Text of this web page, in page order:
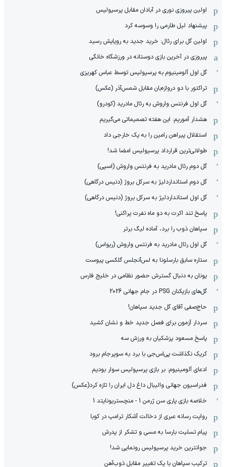
اولین پیروزی نوری در آبادان مقابل پرسپولیس
پیشنهاد لیل طارمی را وسوسه کرد
اولین گل برای رئال: خرید جدید به رویایش رسید
پیروزی در آخرین بازی دوستانه در ورزشگاه خانگی
گل اول آلومینیوم به پرسپولیس توسط عباس کهریزی
تراکتور با دو دروازه‌بان مقابل شمس‌آذر (عکس)
گل اول فرنتس واروش به رئال مادرید (کودرو)
هشدار آموریم: این هفته تصمیماتی می‌گیریم
استقلال پیراهن رامین را به یک خارجی داد
طولانی‌ترین قرارداد پرسپولیس امضا شد!
گل دوم رئال مادرید به فرنتس واروش (اسپی)
گل دوم استانداردلیژ به سرکل بروژ (دنیس درگاهی)
گل اول استانداردلیژ به سرکل بروژ (دنیس درگاهی)
پاسخ تند اکرت به دو ماه نفرت پراکنی!
سپاهان ذوب را برد، آماده لیگ برتر
گل اول رئال مادرید به فرنتس واروش (ریواس)
ستاره سابق بارسلونا به لس‌آنجلس گلکسی پیوست
یونان به دنبال گسترش حضور نظامی در خلیج فارس
گل‌های بازیکنان PSG در جام جهانی 2026
حاج‌صفی آقای گل جدید سپاهان!
سردار آزمون برای فصل جدید خط و نشان کشید
پاسخ مسعود پزشکیان به ورزش سه
کریک نگذاشت پی‌اس‌جی با برد به سوپرجام برود
ادعای آلومینیوم: بر بازی پرسپولیس سوار بودیم
فدراسیون جهانی والیبال داغ دل ایران را تازه کرد(عکس)
خلاصه بازی پاری سن ژرمن 1 - منچستریونایتد 1
روایت رسانه عبری از دخالت آشکار ترامپ در کوبا
پیام تسلیت بارسا به مسی و تشکر از پدرش
جوانترین خرید پرسپولیس رونمایی شد!
ترکیب سپاهان با یک تغییر مقابل ذوب‌آهن